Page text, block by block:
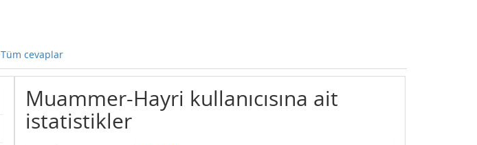
Tüm cevaplar
Muammer-Hayri kullanıcısına ait
istatistikler